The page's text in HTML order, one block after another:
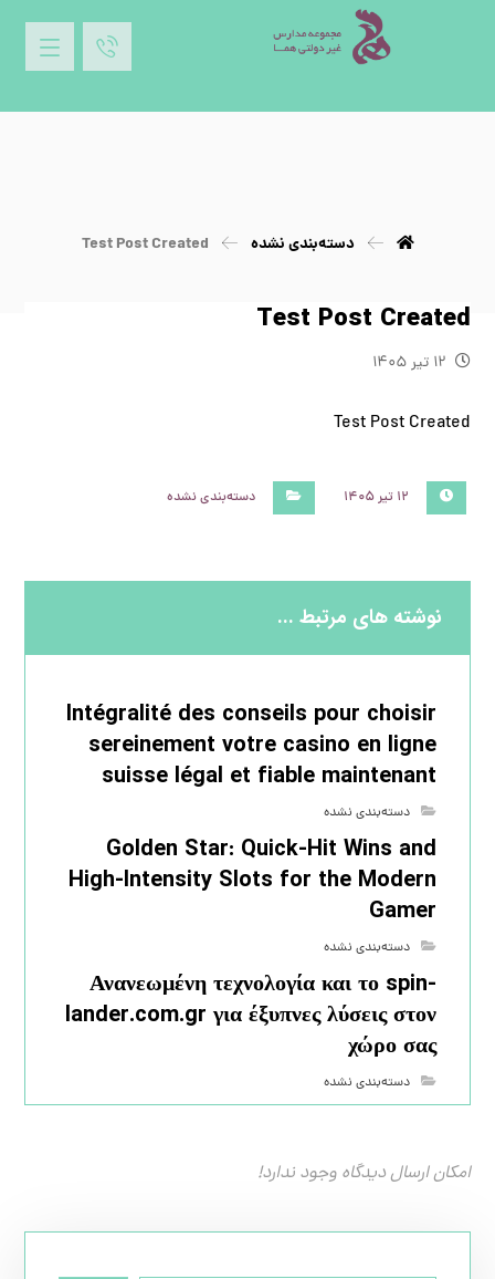
دسته‌بندی نشده Test Post Created
Test Post Created
۱۲ تیر ۱۴۰۵
Test Post Created
۱۲ تیر ۱۴۰۵ دسته‌بندی نشده
نوشته های مرتبط ...
Intégralité des conseils pour choisir
sereinement votre casino en ligne
suisse légal et fiable maintenant
دسته‌بندی نشده
Golden Star: Quick‑Hit Wins and
High‑Intensity Slots for the Modern
Gamer
دسته‌بندی نشده
Ανανεωμένη τεχνολογία και το spin-
lander.com.gr για έξυπνες λύσεις στον
χώρο σας
دسته‌بندی نشده
امکان ارسال دیدگاه وجود ندارد!